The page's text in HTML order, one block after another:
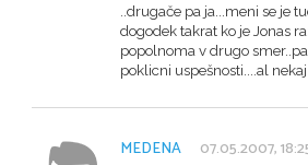
..drugače pa ja...meni se je
dogodek takrat ko je Jonas
popolnoma v drugo
poklicni uspešnosti....al
MEDENA 07.05.2007,